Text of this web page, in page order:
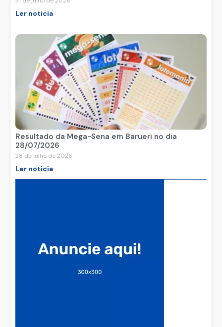
Ler noticia
Resultado da Mega-Sena em Barueri no dia
28/07/2026
28 de julho de 2026
Ler noticia